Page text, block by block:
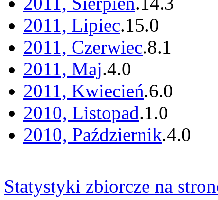
2011, Lipiec.15.0
2011, Czerwiec.8.1
2011, Maj.4.0
2011, Kwiecień.6.0
2010, Listopad.1.0
2010, Październik.4.0
Statystyki zbiorcze na